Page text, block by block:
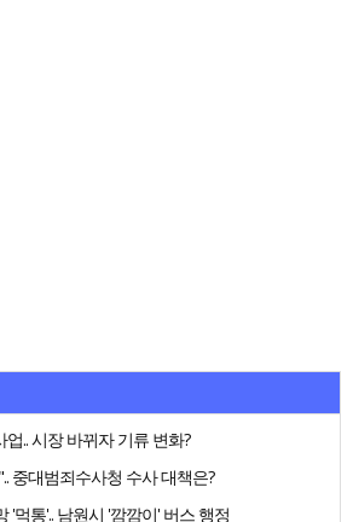
.. 시장 바뀌자 기류 변화?
중대범죄수사청 수사 대책은?
'먹통'.. 남원시 '깜깜이' 버스 행정